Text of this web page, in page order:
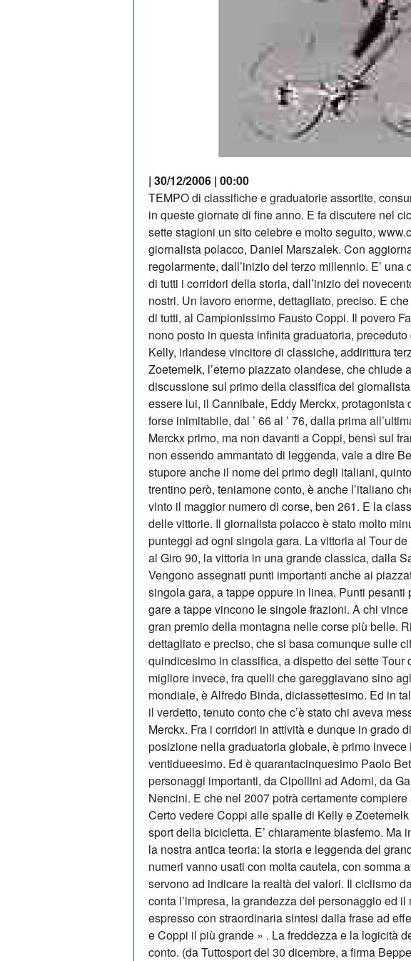
| 30/12/2006 | 00:00
TEMPO di classifiche e graduatorie assortite,
in queste giornate di fine anno. E fa discutere nel
sette stagioni un sito celebre e molto seguito,
giornalista polacco, Daniel Marszalek. Con
regolarmente, dall’inizio del terzo millennio. E’
di tutti i corridori della storia, dall’inizio del
nostri. Un lavoro enorme, dettagliato, preciso. E
di tutti, al Campionissimo Fausto Coppi. Il povero
nono posto in questa infinita graduatoria,
Kelly, irlandese vincitore di classiche, addirittura
Zoetemelk, l’eterno piazzato olandese, che chiude
discussione sul primo della classifica del
essere lui, il Cannibale, Eddy Merckx, protagonista
forse inimitabile, dal ’ 66 al ’ 76, dalla prima
Merckx primo, ma non davanti a Coppi, bensì sul
non essendo ammantato di leggenda, vale a dire
stupore anche il nome del primo degli italiani,
trentino però, teniamone conto, è anche l’italiano
vinto il maggior numero di corse, ben 261. E la
delle vittorie. Il giornalista polacco è stato molto
punteggi ad ogni singola gara. La vittoria al Tour
al Giro 90, la vittoria in una grande classica, dalla
Vengono assegnati punti importanti anche ai
singola gara, a tappe oppure in linea. Punti
gare a tappe vincono le singole frazioni. A chi
gran premio della montagna nelle corse più belle.
dettagliato e preciso, che si basa comunque sulle
quindicesimo in classifica, a dispetto dei sette Tour
migliore invece, fra quelli che gareggiavano sino
mondiale, è Alfredo Binda, diciassettesimo. Ed in
il verdetto, tenuto conto che c’è stato chi aveva
Merckx. Fra i corridori in attività e dunque in grado
posizione nella graduatoria globale, è primo
ventidueesimo. Ed è quarantacinquesimo Paolo
personaggi importanti, da Cipollini ad Adorni, da
Nencini. E che nel 2007 potrà certamente
Certo vedere Coppi alle spalle di Kelly e
sport della bicicletta. E’ chiaramente blasfemo. Ma
la nostra antica teoria: la storia e leggenda del
numeri vanno usati con molta cautela, con somma
servono ad indicare la realtà dei valori. Il ciclismo
conta l’impresa, la grandezza del personaggio ed
espresso con straordinaria sintesi dalla frase ad
e Coppi il più grande » . La freddezza e la logicità
conto. (da Tuttosport del 30 dicembre, a firma